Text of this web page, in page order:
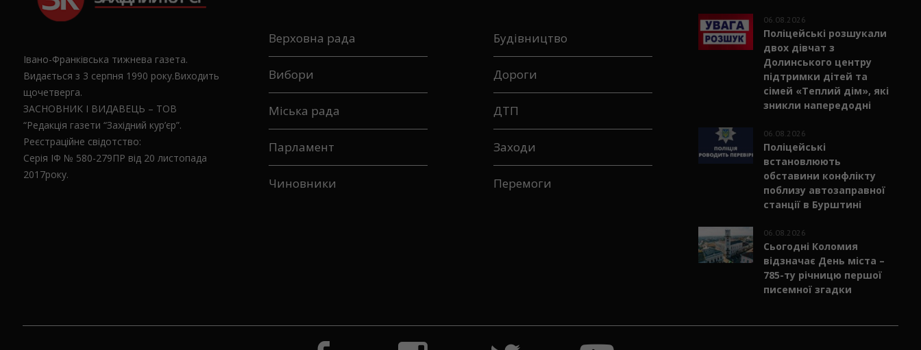
Івано-Франківська тижнева газета.
Видається з 3 серпня 1990 року.Виходить
щочетверга.
ЗАСНОВНИК І ВИДАВЕЦЬ – ТОВ
“Редакція газети “Західний кур’єр”.
Реєстраційне свідотство:
Серія ІФ № 580-279ПР від 20 листопада
Верховна рада
Вибори
Міська рада
Парламент
Будівництво
Дороги
Перемоги
06.08.2026
Поліцейські розшукали
двох дівчат з
Долинського центру
підтримки дітей та
сімей «Теплий дім», які
06.08.2026
Поліцейські
встановлюють
обставини конфлікту
поблизу автозаправної
06.08.2026
Сьогодні Коломия
відзначає День міста –
785-ту річницю першої